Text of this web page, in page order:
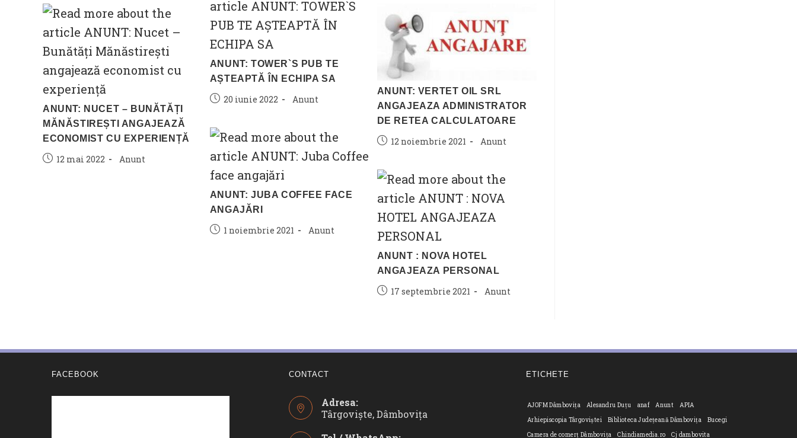
ANUNT: TOWER`S PUB TE
AȘTEAPTĂ ÎN ECHIPA SA
Post20 iunie 2022
Post
Anunt
ANUNT: NUCET – BUNĂTĂȚI
MĂNĂSTIREȘTI ANGAJEAZĂ
ECONOMIST CU EXPERIENȚĂ
Post12 mai 2022
Post
Anunt
ANUNT: VERTET OIL SRL
ANGAJEAZA ADMINISTRATOR
DE RETEA CALCULATOARE
Post12 noiembrie 2021
Post
Anunt
ANUNT: JUBA COFFEE FACE
ANGAJĂRI
Post1 noiembrie 2021
Post
Anunt
ANUNT : NOVA HOTEL
ANGAJEAZA PERSONAL
Post17 septembrie 2021
Post
Anunt
FACEBOOK CONTACT
Adresa:
Târgoviște, Dâmbovița
ETICHETE
AJOFM Dâmbovița Alesandru Duțu anaf Anunt
APIA
Arhiepiscopia Târgoviștei
Biblioteca Județeană Dâmbovița
Bucegi
Camera de comerț Dâmbovița
Chindiamedia.ro Cj dambovita